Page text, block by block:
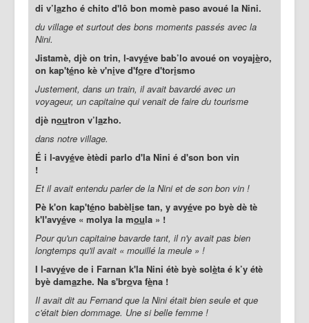
di v’lazho é chito d'lô bon momè paso avoué la Nini.
du village et surtout des bons moments passés avec la
Nini.
Jistamè, djè on trin, l-avyéve bab’lo avoué on voyajèro,
on kap'téno kè v'nive d'fore d'torismo
Justement, dans un train, il avait bavardé avec un
voyageur, un capitaine qui venait de faire du tourisme
djè noutron v’lazho.
dans notre village.
É i l-avyéve ètèdi parlo d'la Nini é d'son bon vin
!
Et il avait entendu parler de la Nini et de son bon vin !
Pè k'on kap'téno babèlise tan, y avyéve po byè dè tè
k'l'avyéve « molya la moula » !
Pour qu'un capitaine bavarde tant, il n'y avait pas bien
longtemps qu'il avait « mouillé la meule » !
I l-avyéve de i Farnan k'la Nini étè byè solèta é k’y étè
byè damazhe. Na s'brova fèna !
Il avait dit au Fernand que la Nini était bien seule et que
c'était bien dommage. Une si belle femme !